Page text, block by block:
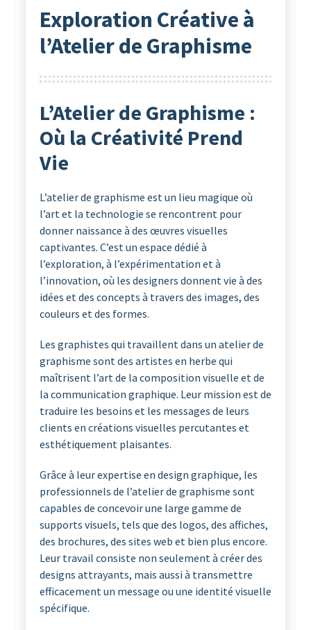
Exploration Créative à
l’Atelier de Graphisme
L’Atelier de Graphisme :
Où la Créativité Prend
Vie
L’atelier de graphisme est un lieu magique où
l’art et la technologie se rencontrent pour
donner naissance à des œuvres visuelles
captivantes. C’est un espace dédié à
l’exploration, à l’expérimentation et à
l’innovation, où les designers donnent vie à des
idées et des concepts à travers des images, des
couleurs et des formes.
Les graphistes qui travaillent dans un atelier de
graphisme sont des artistes en herbe qui
maîtrisent l’art de la composition visuelle et de
la communication graphique. Leur mission est de
traduire les besoins et les messages de leurs
clients en créations visuelles percutantes et
esthétiquement plaisantes.
Grâce à leur expertise en design graphique, les
professionnels de l’atelier de graphisme sont
capables de concevoir une large gamme de
supports visuels, tels que des logos, des affiches,
des brochures, des sites web et bien plus encore.
Leur travail consiste non seulement à créer des
designs attrayants, mais aussi à transmettre
efficacement un message ou une identité visuelle
spécifique.